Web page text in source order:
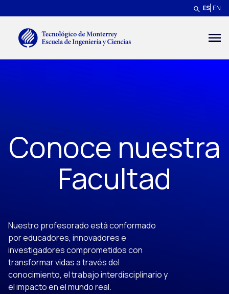
Menú secundario ES EN
Conoce nuestra
Facultad
Nuestro profesorado está conformado
por educadores, innovadores e
investigadores comprometidos con
transformar vidas a través del
conocimiento, el trabajo interdisciplinario y
el impacto en el mundo real.